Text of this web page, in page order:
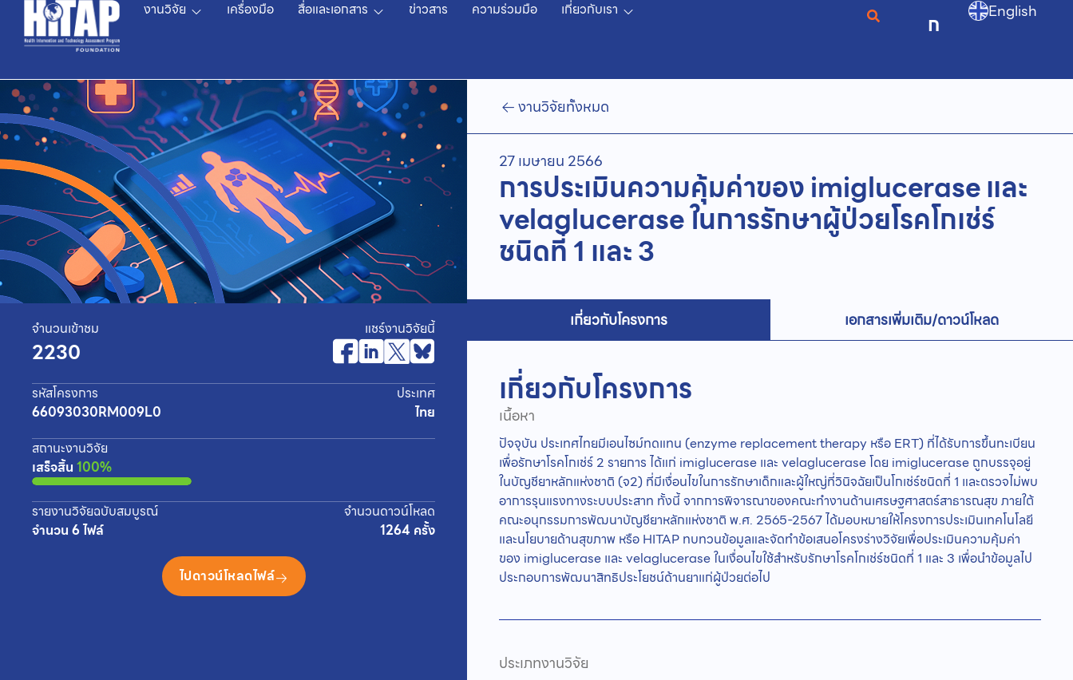
งานวิจัย เครื่องมือ สื่อและเอกสาร ข่าวสาร ความร่วมมือ เกี่ยวกับเรา
ก English
จำนวนเข้าชม
2230
แชร์งานวิจัยนี้
รหัสโครงการ
66093030RM009L0
ประเทศ
ไทย
สถานะงานวิจัย
เสร็จสิ้น 100%
รายงานวิจัยฉบับสมบูรณ์
จำนวน 6 ไฟล์
จำนวนดาวน์โหลด
1264 ครั้ง
ไปดาวน์โหลดไฟล์
งานวิจัยทั้งหมด
27 เมษายน 2566
การประเมินความคุ้มค่าของ imiglucerase และ
velaglucerase ในการรักษาผู้ป่วยโรคโกเช่ร์
ชนิดที่ 1 และ 3
เกี่ยวกับโครงการ เอกสารเพิ่มเติม/ดาวน์โหลด
เกี่ยวกับโครงการ
เนื้อหา
ปัจจุบัน ประเทศไทยมีเอนไซม์ทดแทน (enzyme replacement therapy หรือ ERT) ที่ได้รับการขึ้นทะเบียน
เพื่อรักษาโรคโกเช่ร์ 2 รายการ ได้แก่ imiglucerase และ velaglucerase โดย imiglucerase ถูกบรรจุอยู่
ในบัญชียาหลักแห่งชาติ (จ2) ที่มีเงื่อนไขในการรักษาเด็กและผู้ใหญ่ที่วินิจฉัยเป็นโกเช่ร์ชนิดที่ 1 และตรวจไม่พบ
อาการรุนแรงทางระบบประสาท ทั้งนี้ จากการพิจารณาของคณะทำงานด้านเศรษฐศาสตร์สาธารณสุข ภายใต้
คณะอนุกรรมการพัฒนาบัญชียาหลักแห่งชาติ พ.ศ. 2565-2567 ได้มอบหมายให้โครงการประเมินเทคโนโลยี
และนโยบายด้านสุขภาพ หรือ HITAP ทบทวนข้อมูลและจัดทำข้อเสนอโครงร่างวิจัยเพื่อประเมินความคุ้มค่า
ของ imiglucerase และ velaglucerase ในเงื่อนไขใช้สำหรับรักษาโรคโกเช่ร์ชนิดที่ 1 และ 3 เพื่อนำข้อมูลไป
ประกอบการพัฒนาสิทธิประโยชน์ด้านยาแก่ผู้ป่วยต่อไป
ประเภทงานวิจัย